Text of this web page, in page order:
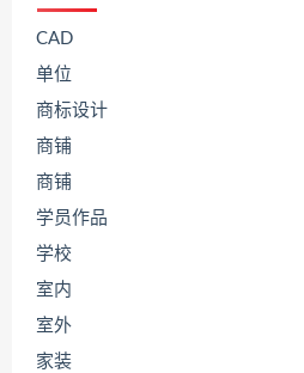
CAD
单位
商标设计
商铺
商铺
学员作品
学校
室内
室外
家装